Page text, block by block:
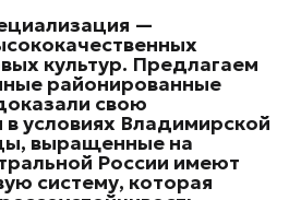
—
культур. Предлагаем
районированные
свою
условиях Владимирской
выращенные на
России имеют
систему, которая